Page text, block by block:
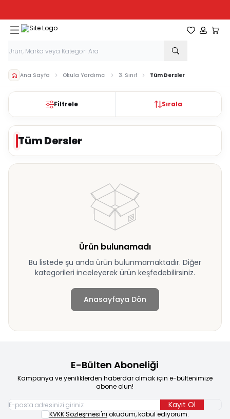
Favorilerim
Hesabım
Ana Sayfa Okula Yardımcı 3. Sınıf Tüm Dersler
Filtrele Sırala
Tüm Dersler
Ürün bulunamadı
Bu listede şu anda ürün bulunmamaktadır. Diğer
kategorileri inceleyerek ürün keşfedebilirsiniz.
Anasayfaya Dön
E-Bülten Aboneliği
Kampanya ve yeniliklerden haberdar olmak için e-bültenimize
abone olun!
Kayıt Ol
KVKK Sözleşmesi'ni okudum, kabul ediyorum.